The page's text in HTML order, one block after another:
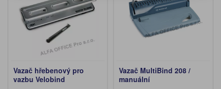
Vazač hřebenový pro
vazbu Velobind
Vazač MultiBind 208 /
manuální